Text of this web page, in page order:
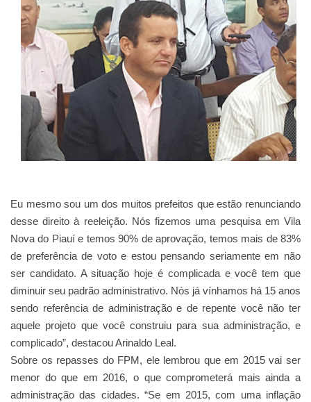
Eu mesmo sou um dos muitos prefeitos que estão renunciando
desse direito à reeleição. Nós fizemos uma pesquisa em Vila
Nova do Piauí e temos 90% de aprovação, temos mais de 83%
de preferência de voto e estou pensando seriamente em não
ser candidato. A situação hoje é complicada e você tem que
diminuir seu padrão administrativo. Nós já vínhamos há 15 anos
sendo referência de administração e de repente você não ter
aquele projeto que você construiu para sua administração, e
complicado”, destacou Arinaldo Leal.
Sobre os repasses do FPM, ele lembrou que em 2015 vai ser
menor do que em 2016, o que comprometerá mais ainda a
administração das cidades. “Se em 2015, com uma inflação